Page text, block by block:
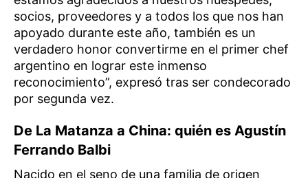
socios, proveedores y a todos los que nos han
apoyado durante este año, también es un
verdadero honor convertirme en el primer chef
argentino en lograr este inmenso
reconocimiento”, expresó tras ser condecorado
por segunda vez.
De La Matanza a China: quién es Agustín
Ferrando Balbi
Nacido en el seno de una familia de origen